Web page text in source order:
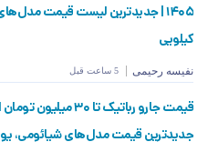
کیلویی
نفیسه رحیمی 5 ساعت قبل
قیمت جارو رباتیک تا ۳۰
جدیدترین قیمت مدل‌های شیائومی،